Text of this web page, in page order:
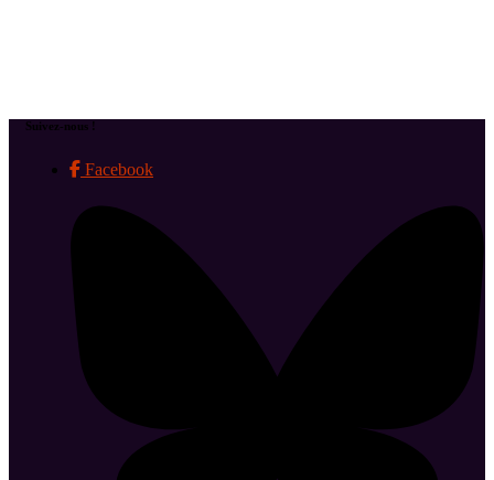
Suivez-nous !
Facebook